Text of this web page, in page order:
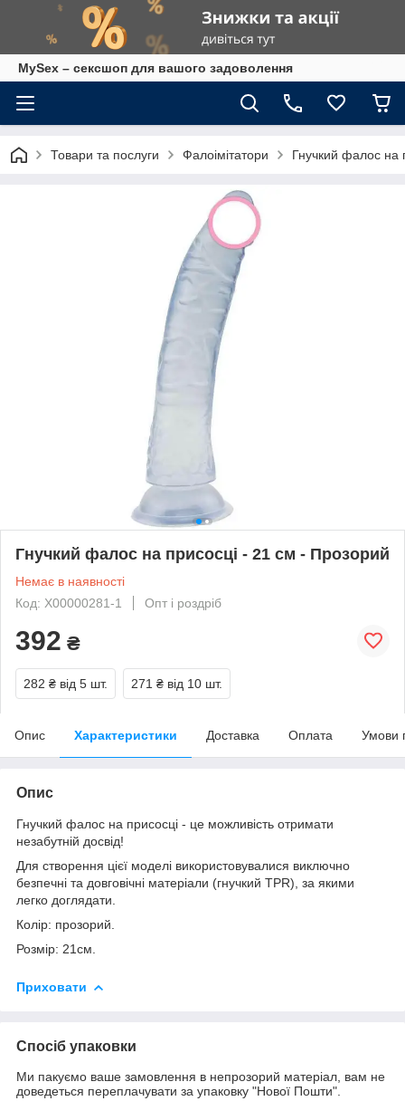
MySex – сексшоп для вашого задоволення
Товари та послуги Фалоімітатори Гнучкий фалос на
Гнучкий фалос на присосці - 21 см - Прозорий
Немає в наявності
Код: X00000281-1
Опт і роздріб
392 ₴
282 ₴ від 5 шт. 271 ₴ від 10 шт.
Опис Характеристики Доставка Оплата Умови
Опис
Гнучкий фалос на присосці - це можливість отримати
незабутній досвід!
Для створення цієї моделі використовувалися виключно
безпечні та довговічні матеріали (гнучкий TPR), за якими
легко доглядати.
Колір: прозорий.
Розмір: 21см.
Приховати
Спосіб упаковки
Ми пакуємо ваше замовлення в непрозорий матеріал, вам не
доведеться переплачувати за упаковку "Нової Пошти".